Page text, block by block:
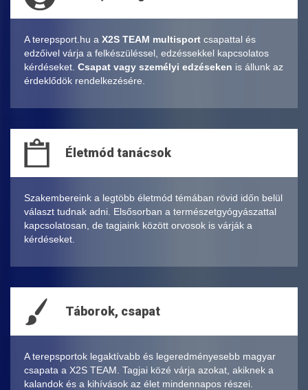
A terepsport.hu a X2S TEAM multisport csapattal és
edzőivel várja a felkészüléssel, edzéssekkel kapcsolatos
kérdéseket. Csapat vagy személyi edzéseken is állunk az
érdeklődök rendelkezésére.
Életmód tanácsok
Szakembereink a legtöbb életmód témában rövid időn belül
választ tudnak adni. Elsősorban a természetgyógyászattal
kapcsolatosan, de tagjaink között orvosok is várják a
kérdéseket.
Táborok, csapat
A terepsportok legaktívabb és legeredményesebb magyar
csapata a X2S TEAM. Tagjai közé várja azokat, akiknek a
kalandok és a kihívások az élet mindennapos részei.